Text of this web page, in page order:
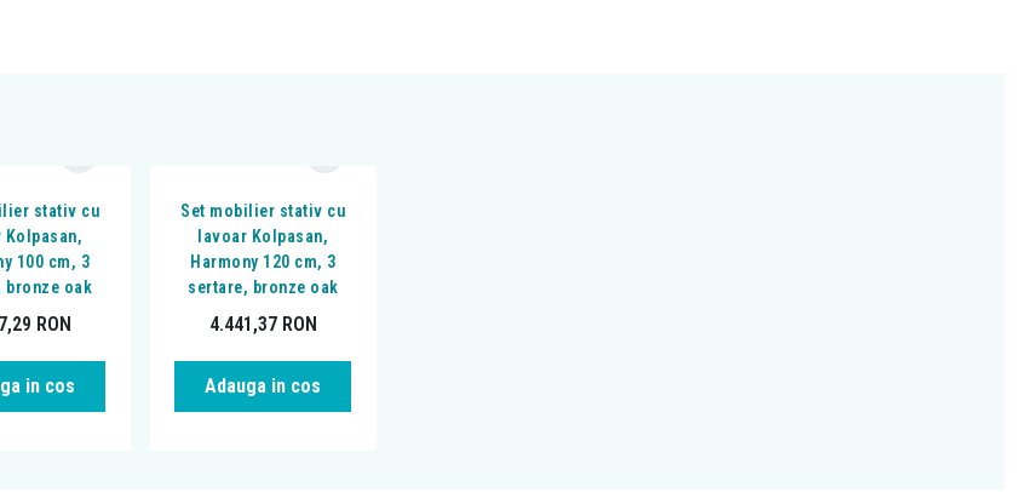
stativ cu
Kolpasan,
100 cm, 3
bronze oak
RON
in cos
Set mobilier stativ cu
lavoar Kolpasan,
Harmony 120 cm, 3
sertare, bronze oak
4.441,37 RON
Adauga in cos